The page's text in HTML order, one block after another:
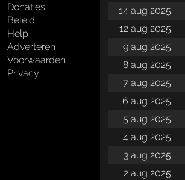
Donaties
Beleid
Help
Adverteren
Voorwaarden
Privacy
14 aug 2025
12 aug 2025
9 aug 2025
8 aug 2025
7 aug 2025
6 aug 2025
5 aug 2025
4 aug 2025
3 aug 2025
2 aug 2025